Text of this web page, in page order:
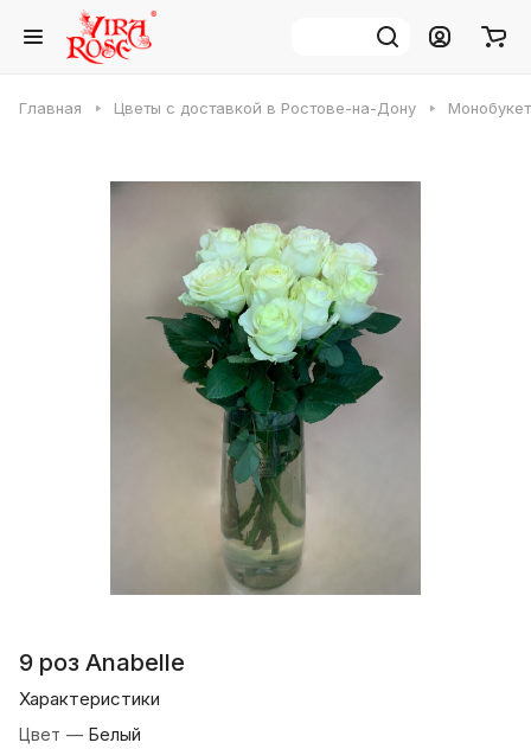
Главная Цветы с доставкой в Ростове-на-Дону Монобукет
9 роз Anabelle
Характеристики
Цвет — Белый